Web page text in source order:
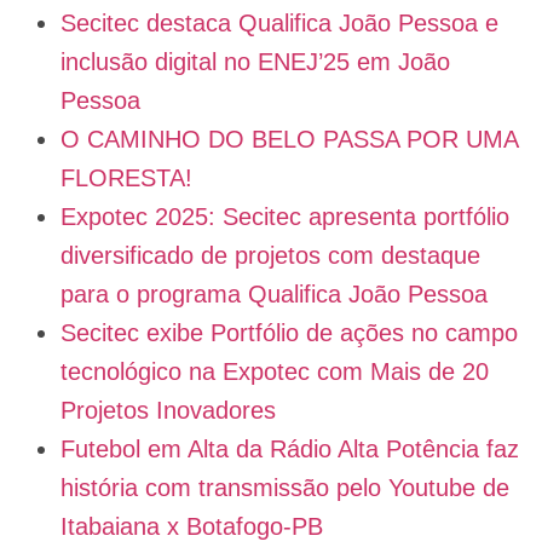
Secitec destaca Qualifica João Pessoa e
inclusão digital no ENEJ’25 em João
Pessoa
O CAMINHO DO BELO PASSA POR UMA
FLORESTA!
Expotec 2025: Secitec apresenta portfólio
diversificado de projetos com destaque
para o programa Qualifica João Pessoa
Secitec exibe Portfólio de ações no campo
tecnológico na Expotec com Mais de 20
Projetos Inovadores
Futebol em Alta da Rádio Alta Potência faz
história com transmissão pelo Youtube de
Itabaiana x Botafogo-PB